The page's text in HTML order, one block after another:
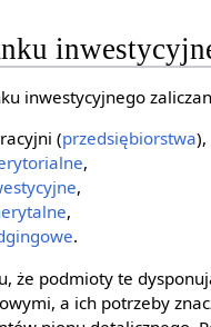
inwestycyjnego
(przedsiębiorstwa),
,
,
,
.
że podmioty te
a ich potrzeby